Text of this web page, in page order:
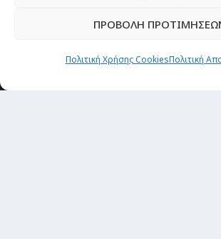
ΠΡΟΒΟΛΗ
Πολιτική Χρήσης CookiesΠολιτική